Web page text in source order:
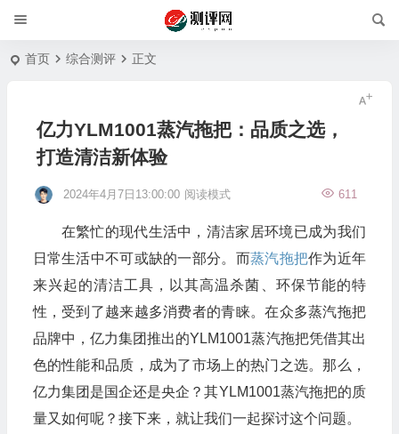
首页 综合测评 正文
亿力YLM1001蒸汽拖把：品质之选，
打造清洁新体验
2024年4月7日13:00:00 611
阅读模式
在繁忙的现代生活中，清洁家居环境已成为我们
日常生活中不可或缺的一部分。而蒸汽拖把作为近年
来兴起的清洁工具，以其高温杀菌、环保节能的特
性，受到了越来越多消费者的青睐。在众多蒸汽拖把
品牌中，亿力集团推出的YLM1001蒸汽拖把凭借其出
色的性能和品质，成为了市场上的热门之选。那么，
亿力集团是国企还是央企？其YLM1001蒸汽拖把的质
量又如何呢？接下来，就让我们一起探讨这个问题。